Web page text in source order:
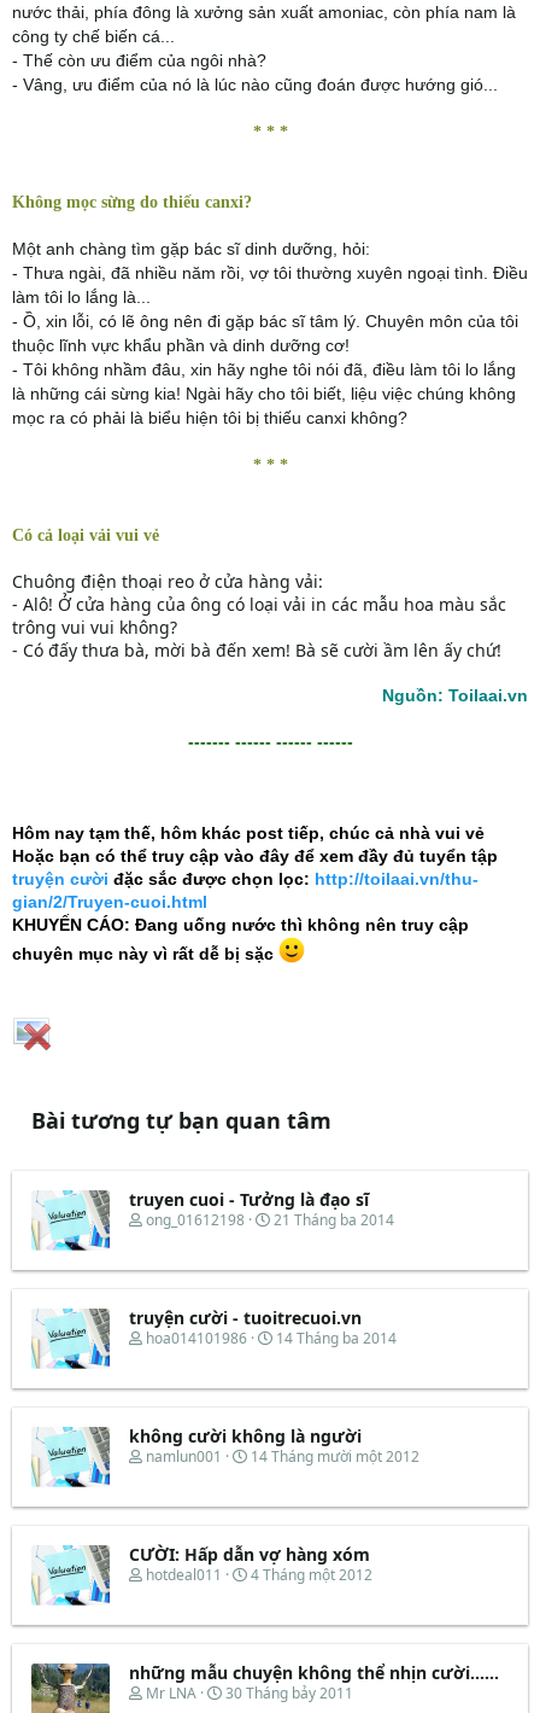
nước thải, phía đông là xưởng sản xuất amoniac, còn phía nam là
công ty chế biến cá...
- Thế còn ưu điểm của ngôi nhà?
- Vâng, ưu điểm của nó là lúc nào cũng đoán được hướng gió...
* * *
Không mọc sừng do thiếu canxi?
Một anh chàng tìm gặp bác sĩ dinh dưỡng, hỏi:
- Thưa ngài, đã nhiều năm rồi, vợ tôi thường xuyên ngoại tình. Điều
làm tôi lo lắng là...
- Ồ, xin lỗi, có lẽ ông nên đi gặp bác sĩ tâm lý. Chuyên môn của tôi
thuộc lĩnh vực khẩu phần và dinh dưỡng cơ!
- Tôi không nhầm đâu, xin hãy nghe tôi nói đã, điều làm tôi lo lắng
là những cái sừng kia! Ngài hãy cho tôi biết, liệu việc chúng không
mọc ra có phải là biểu hiện tôi bị thiếu canxi không?
* * *
Có cả loại vải vui vẻ
Chuông điện thoại reo ở cửa hàng vải:
- Alô! Ở cửa hàng của ông có loại vải in các mẫu hoa màu sắc
trông vui vui không?
- Có đấy thưa bà, mời bà đến xem! Bà sẽ cười ầm lên ấy chứ!
Nguồn: Toilaai.vn
------- ------ ------ ------
Hôm nay tạm thế, hôm khác post tiếp, chúc cả nhà vui vẻ
Hoặc bạn có thể truy cập vào đây để xem đầy đủ tuyển tập
truyện cười đặc sắc được chọn lọc: http://toilaai.vn/thu-
gian/2/Truyen-cuoi.html
KHUYẾN CÁO: Đang uống nước thì không nên truy cập
chuyên mục này vì rất dễ bị sặc
Bài tương tự bạn quan tâm
truyen cuoi - Tưởng là đạo sĩ
T
e
d
s
r
e
r
ong_01612198
N
y
ắ
u
21 Tháng ba 2014
truyện cười - tuoitrecuoi.vn
T
e
d
s
r
e
r
hoa014101986
N
y
ắ
t
u
14 Tháng ba 2014
không cười không là người
T
e
d
s
r
e
r
namlun001
N
y
ắ
t
u
14 Tháng mười một 2012
CƯỜI: Hấp dẫn vợ hàng xóm
T
e
d
s
hotdeal011
N
y
ắ
t
4 Tháng một 2012
những mẫu chuyện không thể nhịn cười......
T
Mr LNA
N
30 Tháng bảy 2011